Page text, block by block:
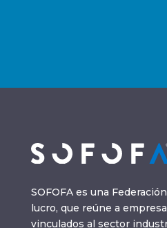
SOFOFA es una
lucro, que reúne a
vinculados al sector